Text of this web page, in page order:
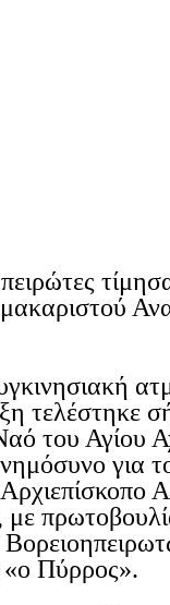
τελέστηκε
του Αγίου
για
με
Πύρρος».